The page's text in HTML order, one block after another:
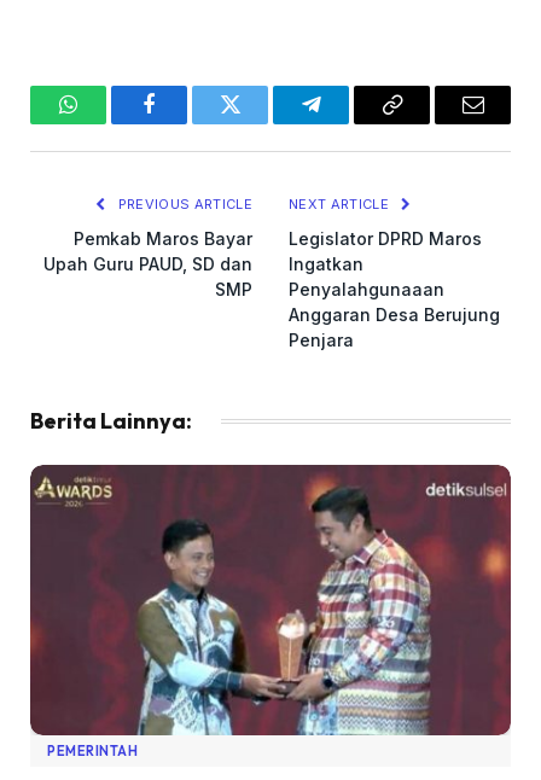
WhatsAppFacebookTwitter TelegramCopy
Email
PREVIOUS ARTICLE
Pemkab Maros Bayar
Upah Guru PAUD, SD dan
SMP
NEXT ARTICLE
Legislator DPRD Maros
Ingatkan
Penyalahgunaaan
Anggaran Desa Berujung
Penjara
Berita Lainnya:
PEMERINTAH